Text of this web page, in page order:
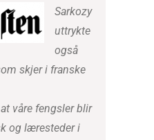
Sarkozy
uttrykte
også
skjer i franske
våre fengsler blir
og læresteder i